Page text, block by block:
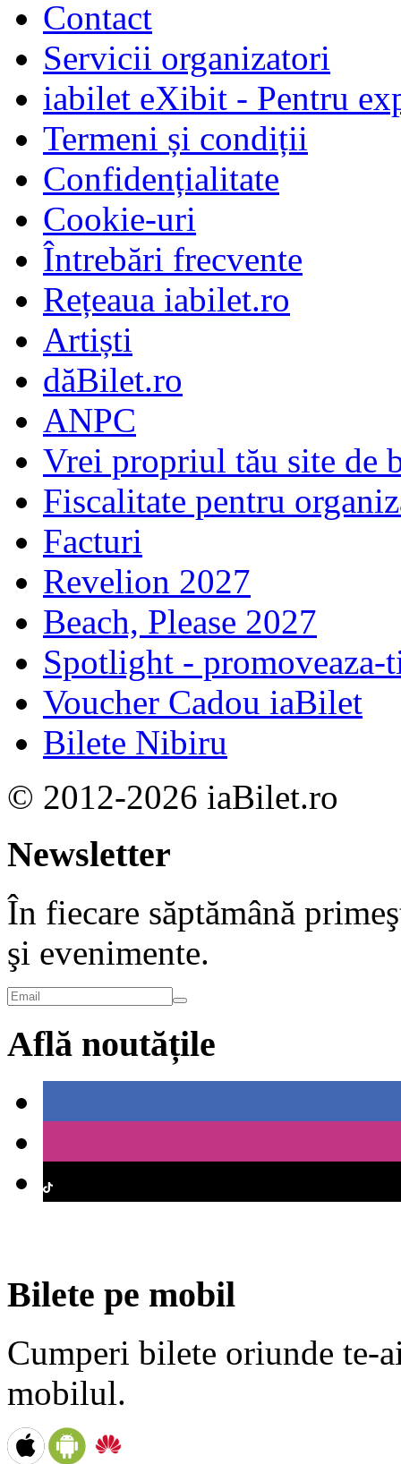
Contact
Servicii organizatori
iabilet eXibit - Pentru
Termeni și condiții
Confidențialitate
Cookie-uri
Întrebări frecvente
Rețeaua iabilet.ro
Artiști
dăBilet.ro
ANPC
Vrei propriul tău site de
Fiscalitate pentru
Facturi
Revelion 2027
Beach, Please 2027
Spotlight - promoveaza-
Voucher Cadou iaBilet
Bilete Nibiru
© 2012-2026 iaBilet.ro
Newsletter
În fiecare săptămână
şi evenimente.
Află noutățile
Bilete pe mobil
Cumperi bilete oriunde te-
mobilul.